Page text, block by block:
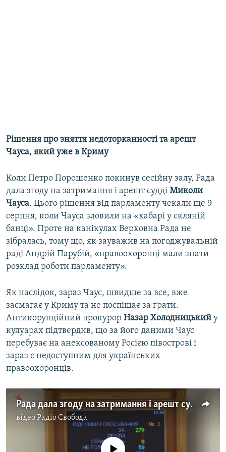
Рішення про зняття недоторканності та арешт
Чауса, який уже в Криму
Коли Петро Порошенко покинув сесійну залу, Рада
дала згоду на затримання i арешт судді Миколи
Чауса. Цього рішення від парламенту чекали ще 9
серпня, коли Чауса зловили на «хабарі у скляній
банці». Проте на канікулах Верховна Рада не
зібралась, тому що, як зауважив на погоджувальній
раді Андрій Парубій, «правоохоронці мали знати
розклад роботи парламенту».
Як наслідок, зараз Чаус, швидше за все, вже
засмагає у Криму та не поспішає за ґрати.
Антикорупційний прокурор Назар Холодницький у
кулуарах підтвердив, що за його даними Чаус
перебуває на анексованому Росією півострові і
зараз є недоступним для українських
правоохоронців.
Рада дала згоду на затримання i арешт судді Чауса (відео)
відеоРадіо Свобода
No media source currently available